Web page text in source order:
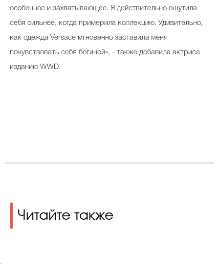
особенное и захватывающее. Я действительно ощутила
себя сильнее, когда примерила коллекцию. Удивительно,
как одежда Versace мгновенно заставила меня
почувствовать себя богиней», - также добавила актриса
изданию WWD.
Читайте также
.